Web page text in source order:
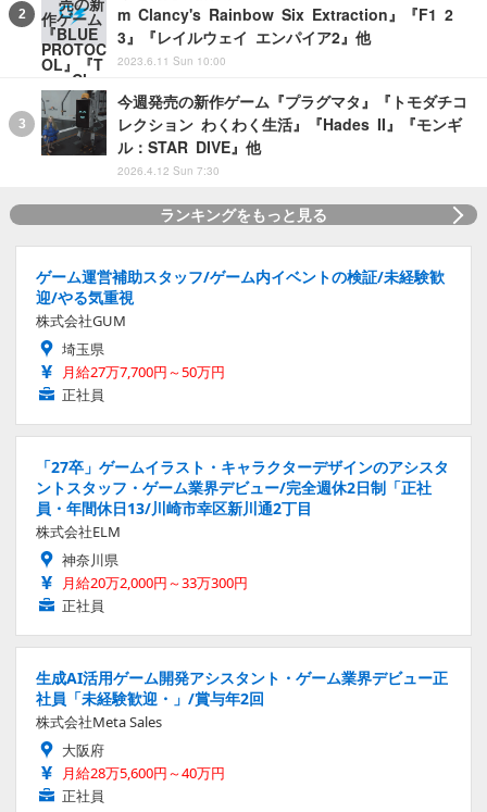
m Clancy's Rainbow Six Extraction』『F1 2
3』『レイルウェイ エンパイア2』他
2023.6.11 Sun 10:00
今週発売の新作ゲーム『プラグマタ』『トモダチコ
レクション わくわく生活』『Hades II』『モンギ
ル：STAR DIVE』他
2026.4.12 Sun 7:30
ランキングをもっと見る
ゲーム運営補助スタッフ/ゲーム内イベントの検証/未経験歓
迎/やる気重視
株式会社GUM
埼玉県
月給27万7,700円～50万円
正社員
「27卒」ゲームイラスト・キャラクターデザインのアシスタ
ントスタッフ・ゲーム業界デビュー/完全週休2日制「正社
員・年間休日13/川崎市幸区新川通2丁目
株式会社ELM
神奈川県
月給20万2,000円～33万300円
正社員
生成AI活用ゲーム開発アシスタント・ゲーム業界デビュー正
社員「未経験歓迎・」/賞与年2回
株式会社Meta Sales
大阪府
月給28万5,600円～40万円
正社員